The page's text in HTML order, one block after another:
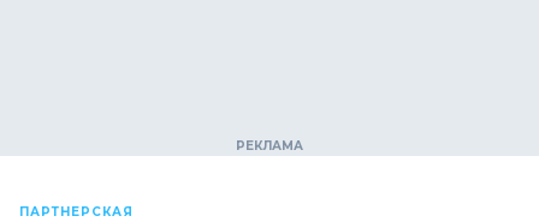
ПАРТНЕРСКАЯ